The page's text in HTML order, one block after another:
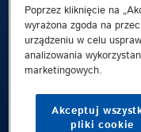
Informacje o firmie
Polityka prywatności
Informacje prawne
Whistleblowing Channel
Sitemap
Poprzez kliknięcie na
wyrażona zgoda na
urządzeniu w celu
analizowania
marketingowych.
Akceptuj
pliki cookie